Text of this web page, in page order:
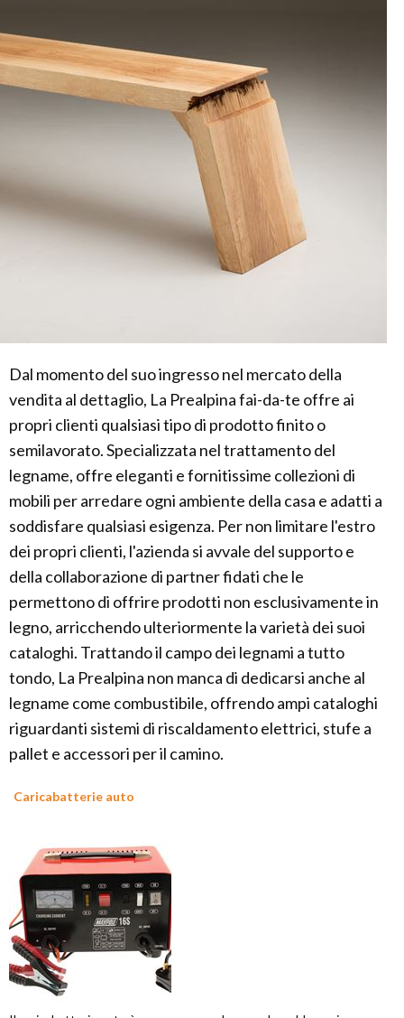
Dal momento del suo ingresso nel mercato della
vendita al dettaglio, La Prealpina fai-da-te offre ai
propri clienti qualsiasi tipo di prodotto finito o
semilavorato. Specializzata nel trattamento del
legname, offre eleganti e fornitissime collezioni di
mobili per arredare ogni ambiente della casa e adatti a
soddisfare qualsiasi esigenza. Per non limitare l'estro
dei propri clienti, l'azienda si avvale del supporto e
della collaborazione di partner fidati che le
permettono di offrire prodotti non esclusivamente in
legno, arricchendo ulteriormente la varietà dei suoi
cataloghi. Trattando il campo dei legnami a tutto
tondo, La Prealpina non manca di dedicarsi anche al
legname come combustibile, offrendo ampi cataloghi
riguardanti sistemi di riscaldamento elettrici, stufe a
pallet e accessori per il camino.
Caricabatterie auto